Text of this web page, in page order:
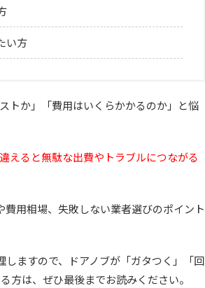
い方
トか」「費用はいくらかかるのか」と悩
えると無駄な出費やトラブルにつながる
用相場、失敗しない業者選びのポイント
ますので、ドアノブが「ガタつく」「回
方は、ぜひ最後までお読みください。